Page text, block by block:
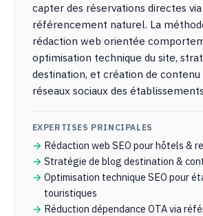
capter des réservations directes
référencement naturel. La
rédaction web orientée
optimisation technique du site,
destination, et création de contenu
réseaux sociaux des
EXPERTISES PRINCIPALES
Rédaction web SEO pour hôtels &
Stratégie de blog destination &
Optimisation technique SEO pour
touristiques
Réduction dépendance OTA via